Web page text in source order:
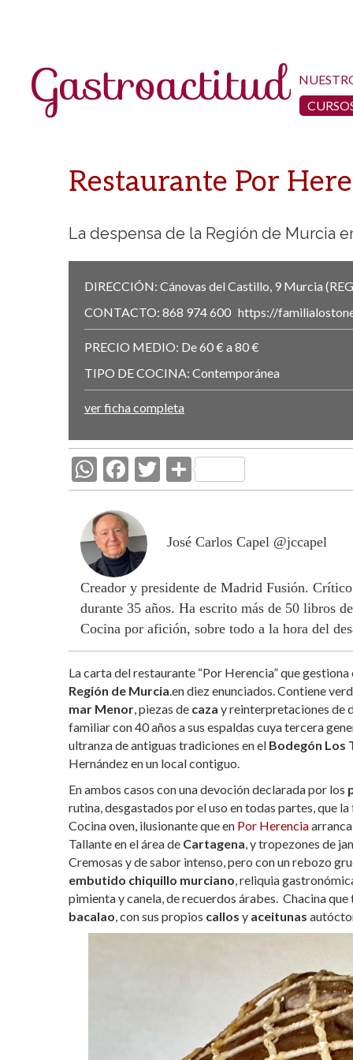
Restaurante Por
La despensa de la Región de Murcia
DIRECCIÓN: Cánovas del Castillo, 9 Murcia
CONTACTO: 868 974 600 https://
PRECIO MEDIO: De 60 € a 80 €
TIPO DE COCINA: Contemporánea
ver ficha completa
W
h
at
s
A
p
p
F
ac
e
b
o
o
k
T
w
er
C
o
p
ti
r
José Carlos Capel @jccapel
Creador y presidente de Madrid Fusión.
durante 35 años. Ha escrito más de 50 libros
Cocina por afición, sobre todo a la hora del
La carta del restaurante “Por Herencia” que
Región de Murcia .en diez enunciados. Contiene
mar Menor , piezas de caza y reinterpretaciones de
familiar con 40 años a sus espaldas cuya tercera
ultranza de antiguas tradiciones en el Bodegón Los
Hernández en un local contiguo.
En ambos casos con una devoción declarada por los
rutina, desgastados por el uso en todas partes, que
Cocina oven, ilusionante que en Por Herencia
Tallante en el área de Cartagena , y tropezones de
Cremosas y de sabor intenso, pero con un rebozo
embutido chiquillo murciano , reliquia
pimienta y canela, de recuerdos árabes. Chacina
bacalao , con sus propios callos y aceitunas